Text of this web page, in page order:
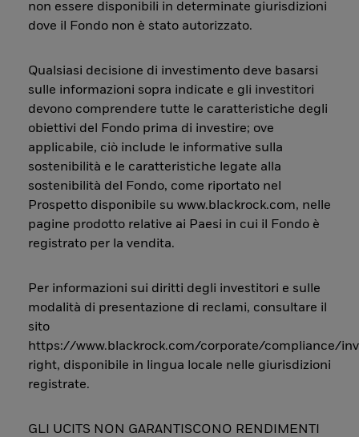
non essere disponibili in determinate giurisdizioni
dove il Fondo non è stato autorizzato.
Qualsiasi decisione di investimento deve basarsi
sulle informazioni sopra indicate e gli investitori
devono comprendere tutte le caratteristiche degli
obiettivi del Fondo prima di investire; ove
applicabile, ciò include le informative sulla
sostenibilità e le caratteristiche legate alla
sostenibilità del Fondo, come riportato nel
Prospetto disponibile su www.blackrock.com, nelle
pagine prodotto relative ai Paesi in cui il Fondo è
registrato per la vendita.
Per informazioni sui diritti degli investitori e sulle
modalità di presentazione di reclami, consultare il
sito
https://www.blackrock.com/corporate/compliance/
right, disponibile in lingua locale nelle giurisdizioni
registrate.
GLI UCITS NON GARANTISCONO RENDIMENTI